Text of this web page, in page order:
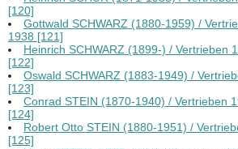
[120]
Gottwald SCHWARZ (1880-1959) /
1938 [121]
Heinrich SCHWARZ (1899-) / Vertrieben
[122]
Oswald SCHWARZ (1883-1949) /
[123]
Conrad STEIN (1870-1940) / Vertrieben
[124]
Robert Otto STEIN (1880-1951) /
[125]